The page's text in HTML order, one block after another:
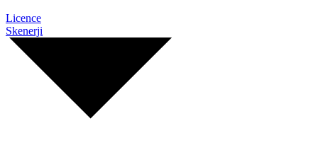
Licence
Skenerji